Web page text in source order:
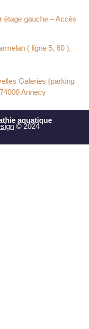
étage gauche – Accès
( ligne 5, 60 ),
Galeries (parking
Annecy
aquatique
© 2024